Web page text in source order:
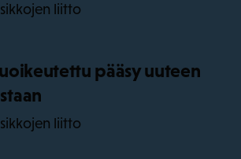
liitto
pääsy uuteen
liitto